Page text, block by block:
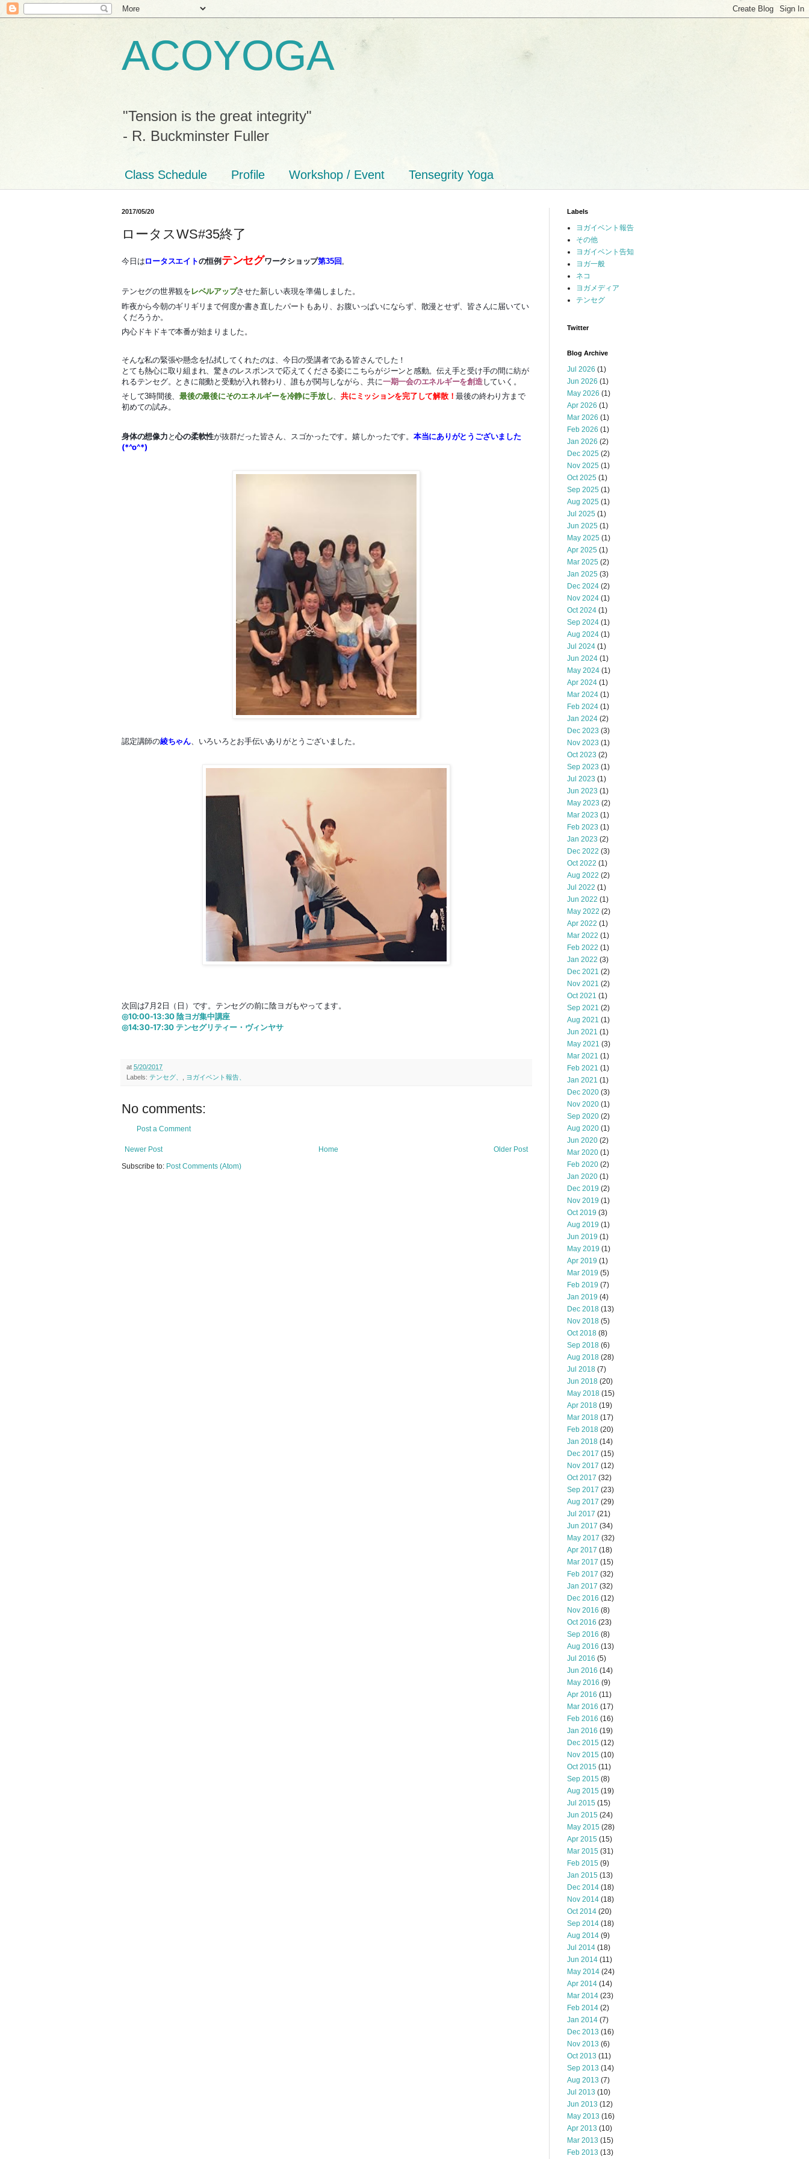
ACOYOGA
"Tension is the great integrity"
- R. Buckminster Fuller
Class Schedule Profile Workshop / Event Tensegrity Yoga
2017/05/20
ロータスWS#35終了
今日はロータスエイトの恒例テンセグワークショップ第35回。
テンセグの世界観を レベルアップさせた新しい表現を準備しました。
昨夜から今朝のギリギリまで何度か書き直したパートもあり、お腹いっぱいにならず、散漫とせず、皆さんに届いてい
くだろうか。
内心ドキドキで本番が始まりました。
そんな私の緊張や懸念を払拭してくれたのは、今日の受講者である皆さんでした！
とても熱心に取り組まれ、驚きのレスポンスで応えてくださる姿にこちらがジーンと感動。伝え手と受け手の間に紡が
れるテンセグ。ときに能動と受動が入れ替わり、誰もが関与しながら、共に一期一会のエネルギーを創造していく。
そして3時間後、最後の最後にそのエネルギーを冷静に手放し 、共にミッションを完了して解散！最後の終わり方まで
初めての試み。
身体の想像力と心の柔軟性が抜群だった皆さん、スゴかったです。嬉しかったです。 本当にありがとうございました
(*^o^*)
認定講師の綾ちゃん、いろいろとお手伝いありがとうございました。
次回は7月2日（日）です。テンセグの前に陰ヨガもやってます。
◎10:00-13:30 陰ヨガ集中講座
◎14:30-17:30 テンセグリティー・ヴィンヤサ
at 5/20/2017
Labels: テンセグ、 ヨガイベント報告、
No comments:
Post a Comment
Newer Post Older Post
Home
Subscribe to: Post Comments (Atom)
Labels
ヨガイベント報告
その他
ヨガイベント告知
ヨガ一般
ネコ
ヨガメディア
テンセグ
Twitter
Blog Archive
Jul 2026 (1)
Jun 2026 (1)
May 2026 (1)
Apr 2026 (1)
Mar 2026 (1)
Feb 2026 (1)
Jan 2026 (2)
Dec 2025 (2)
Nov 2025 (1)
Oct 2025 (1)
Sep 2025 (1)
Aug 2025 (1)
Jul 2025 (1)
Jun 2025 (1)
May 2025 (1)
Apr 2025 (1)
Mar 2025 (2)
Jan 2025 (3)
Dec 2024 (2)
Nov 2024 (1)
Oct 2024 (1)
Sep 2024 (1)
Aug 2024 (1)
Jul 2024 (1)
Jun 2024 (1)
May 2024 (1)
Apr 2024 (1)
Mar 2024 (1)
Feb 2024 (1)
Jan 2024 (2)
Dec 2023 (3)
Nov 2023 (1)
Oct 2023 (2)
Sep 2023 (1)
Jul 2023 (1)
Jun 2023 (1)
May 2023 (2)
Mar 2023 (1)
Feb 2023 (1)
Jan 2023 (2)
Dec 2022 (3)
Oct 2022 (1)
Aug 2022 (2)
Jul 2022 (1)
Jun 2022 (1)
May 2022 (2)
Apr 2022 (1)
Mar 2022 (1)
Feb 2022 (1)
Jan 2022 (3)
Dec 2021 (2)
Nov 2021 (2)
Oct 2021 (1)
Sep 2021 (2)
Aug 2021 (1)
Jun 2021 (1)
May 2021 (3)
Mar 2021 (1)
Feb 2021 (1)
Jan 2021 (1)
Dec 2020 (3)
Nov 2020 (1)
Sep 2020 (2)
Aug 2020 (1)
Jun 2020 (2)
Mar 2020 (1)
Feb 2020 (2)
Jan 2020 (1)
Dec 2019 (2)
Nov 2019 (1)
Oct 2019 (3)
Aug 2019 (1)
Jun 2019 (1)
May 2019 (1)
Apr 2019 (1)
Mar 2019 (5)
Feb 2019 (7)
Jan 2019 (4)
Dec 2018 (13)
Nov 2018 (5)
Oct 2018 (8)
Sep 2018 (6)
Aug 2018 (28)
Jul 2018 (7)
Jun 2018 (20)
May 2018 (15)
Apr 2018 (19)
Mar 2018 (17)
Feb 2018 (20)
Jan 2018 (14)
Dec 2017 (15)
Nov 2017 (12)
Oct 2017 (32)
Sep 2017 (23)
Aug 2017 (29)
Jul 2017 (21)
Jun 2017 (34)
May 2017 (32)
Apr 2017 (18)
Mar 2017 (15)
Feb 2017 (32)
Jan 2017 (32)
Dec 2016 (12)
Nov 2016 (8)
Oct 2016 (23)
Sep 2016 (8)
Aug 2016 (13)
Jul 2016 (5)
Jun 2016 (14)
May 2016 (9)
Apr 2016 (11)
Mar 2016 (17)
Feb 2016 (16)
Jan 2016 (19)
Dec 2015 (12)
Nov 2015 (10)
Oct 2015 (11)
Sep 2015 (8)
Aug 2015 (19)
Jul 2015 (15)
Jun 2015 (24)
May 2015 (28)
Apr 2015 (15)
Mar 2015 (31)
Feb 2015 (9)
Jan 2015 (13)
Dec 2014 (18)
Nov 2014 (18)
Oct 2014 (20)
Sep 2014 (18)
Aug 2014 (9)
Jul 2014 (18)
Jun 2014 (11)
May 2014 (24)
Apr 2014 (14)
Mar 2014 (23)
Feb 2014 (2)
Jan 2014 (7)
Dec 2013 (16)
Nov 2013 (6)
Oct 2013 (11)
Sep 2013 (14)
Aug 2013 (7)
Jul 2013 (10)
Jun 2013 (12)
May 2013 (16)
Apr 2013 (10)
Mar 2013 (15)
Feb 2013 (13)